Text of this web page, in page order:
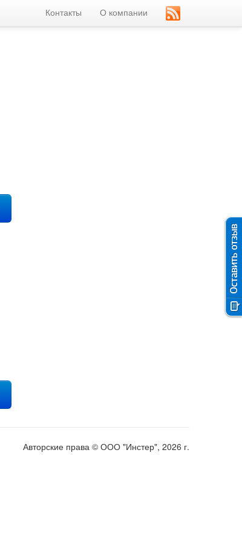
Контакты О компании
Авторские права © ООО "Инстер", 2026 г.